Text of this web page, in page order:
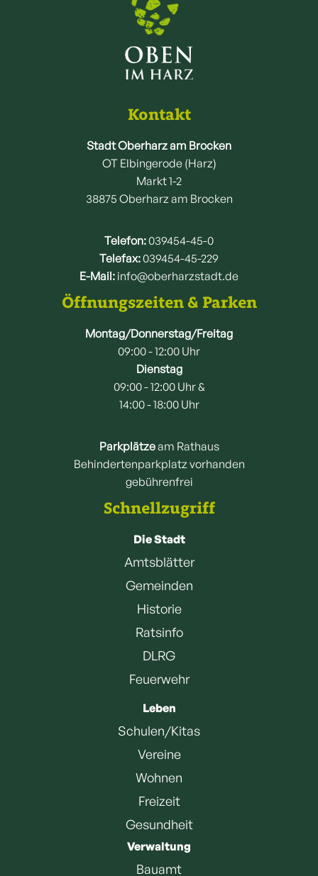
Kontakt
Stadt Oberharz am Brocken
OT Elbingerode (Harz)
Markt 1-2
38875 Oberharz am Brocken
Telefon:039454-45-0
Telefax:039454-45-229
E-Mail: info@oberharzstadt.de
Öffnungszeiten & Parken
Montag/Donnerstag/Freitag
09:00 - 12:00 Uhr
Dienstag
09:00 - 12:00 Uhr &
14:00 - 18:00 Uhr
Parkplätzeam Rathaus
Behindertenparkplatz vorhanden
gebührenfrei
Schnellzugriff
Die Stadt
Amtsblätter
Gemeinden
Historie
Ratsinfo
DLRG
Feuerwehr
Leben
Schulen/Kitas
Vereine
Wohnen
Freizeit
Gesundheit
Verwaltung
Bauamt